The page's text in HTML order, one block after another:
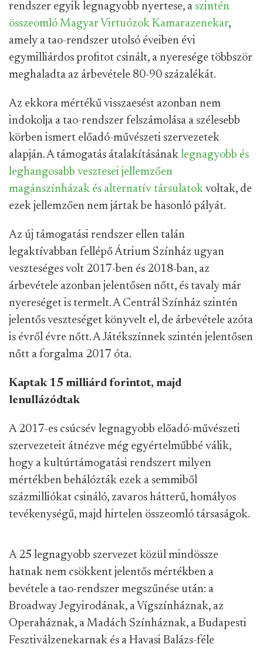
rendszer egyik legnagyobb nyertese, a szintén
összeomló Magyar Virtuózok Kamarazenekar,
amely a tao-rendszer utolsó éveiben évi
egymilliárdos profitot csinált, a nyeresége többször
meghaladta az árbevétele 80-90 százalékát.
Az ekkora mértékű visszaesést azonban nem
indokolja a tao-rendszer felszámolása a szélesebb
körben ismert előadó-művészeti szervezetek
alapján. A támogatás átalakításának legnagyobb és
leghangosabb vesztesei jellemzően
magánszínházak és alternatív társulatok voltak, de
ezek jellemzően nem jártak be hasonló pályát.
Az új támogatási rendszer ellen talán
legaktívabban fellépő Átrium Színház ugyan
veszteséges volt 2017-ben és 2018-ban, az
árbevétele azonban jelentősen nőtt, és tavaly már
nyereséget is termelt. A Centrál Színház szintén
jelentős veszteséget könyvelt el, de árbevétele azóta
is évről évre nőtt. A Játékszínnek szintén jelentősen
nőtt a forgalma 2017 óta.
Kaptak 15 milliárd forintot, majd
lenullázódtak
A 2017-es csúcsév legnagyobb előadó-művészeti
szervezeteit átnézve még egyértelműbbé válik,
hogy a kultúrtámogatási rendszert milyen
mértékben behálózták ezek a semmiből
százmilliókat csináló, zavaros hátterű, homályos
tevékenységű, majd hirtelen összeomló társaságok.
A 25 legnagyobb szervezet közül mindössze
hatnak nem csökkent jelentős mértékben a
bevétele a tao-rendszer megszűnése után: a
Broadway Jegyirodának, a Vígszínháznak, az
Operaháznak, a Madách Színháznak, a Budapesti
Fesztiválzenekarnak és a Havasi Balázs-féle